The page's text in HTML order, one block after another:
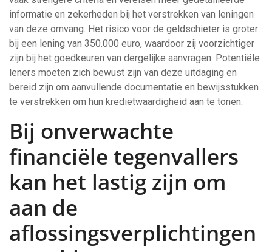
informatie en zekerheden bij het verstrekken van leningen
van deze omvang. Het risico voor de geldschieter is groter
bij een lening van 350.000 euro, waardoor zij voorzichtiger
zijn bij het goedkeuren van dergelijke aanvragen. Potentiële
leners moeten zich bewust zijn van deze uitdaging en
bereid zijn om aanvullende documentatie en bewijsstukken
te verstrekken om hun kredietwaardigheid aan te tonen.
Bij onverwachte
financiële tegenvallers
kan het lastig zijn om
aan de
aflossingsverplichtingen